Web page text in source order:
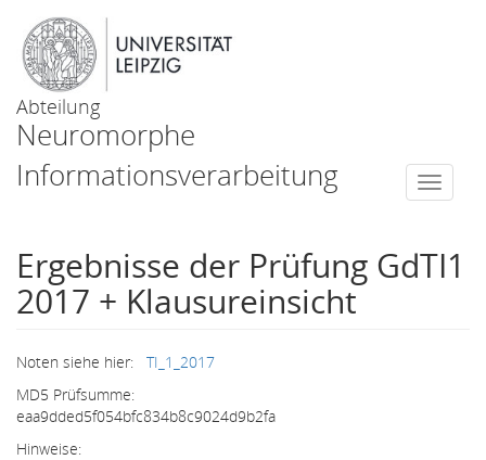
Abteilung
Neuromorphe
Informationsverarbeitung
Ergebnisse der Prüfung GdTI1
2017 + Klausureinsicht
Noten siehe hier: TI_1_2017
MD5 Prüfsumme:
eaa9dded5f054bfc834b8c9024d9b2fa
Hinweise: